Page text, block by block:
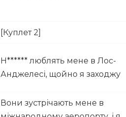
[Куплет 2]
Н****** люблять мене в Лос-
Анджелесі, щойно я заходжу
Вони зустрічають мене в